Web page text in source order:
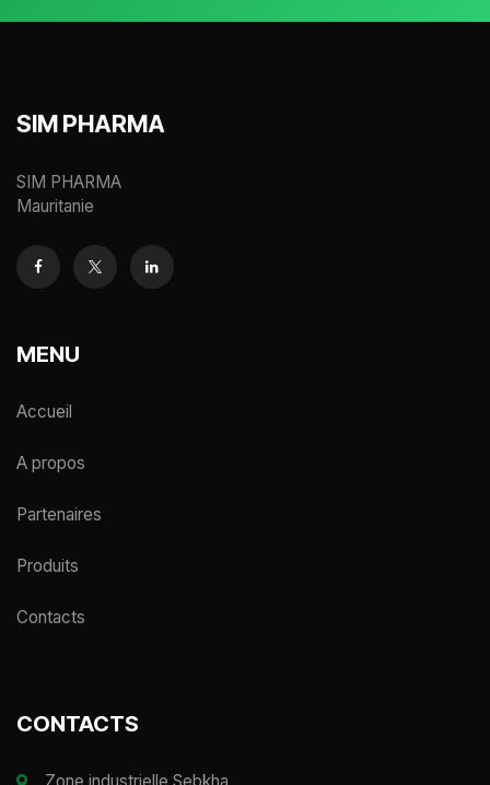
SIM PHARMA
SIM PHARMA
Mauritanie
MENU
Accueil
A propos
Partenaires
Produits
Contacts
CONTACTS